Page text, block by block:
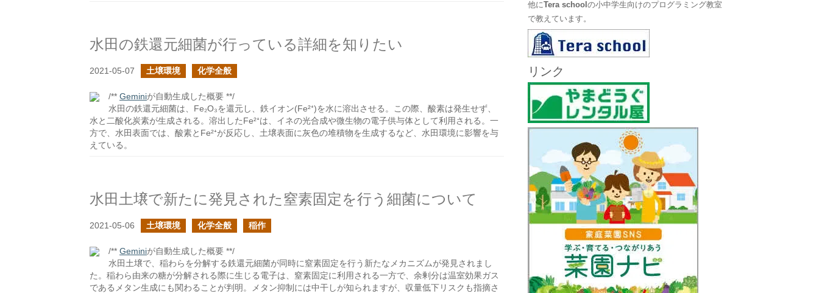
水田の鉄還元細菌が行っている詳細を知りたい
2021-05-07 土壌環境 化学全般
/** Geminiが自動生成した概要 **/
水田の鉄還元細菌は、Fe₂O₃を還元し、鉄イオン(Fe²⁺)を水に溶出させる。この際、酸素は発生せず、
水と二酸化炭素が生成される。溶出したFe²⁺は、イネの光合成や微生物の電子供与体として利用される。一
方で、水田表面では、酸素とFe²⁺が反応し、土壌表面に灰色の堆積物を生成するなど、水田環境に影響を与
えている。
水田土壌で新たに発見された窒素固定を行う細菌について
2021-05-06 土壌環境 化学全般 稲作
/** Geminiが自動生成した概要 **/
水田土壌で、稲わらを分解する鉄還元細菌が同時に窒素固定を行う新たなメカニズムが発見されまし
た。稲わら由来の糖が分解される際に生じる電子は、窒素固定に利用される一方で、余剰分は温室効果ガス
であるメタン生成にも関わることが判明。メタン抑制には中干しが知られますが、収量低下リスクも指摘さ
他にTera schoolの小中学生向けのプログラミング教室
で教えています。
リンク